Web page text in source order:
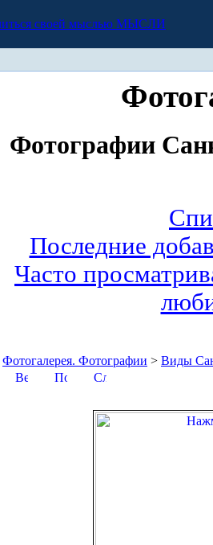
МЫСЛИ
Фотографии
Последние
Часто
Фотогалерея. Фотографии > Виды